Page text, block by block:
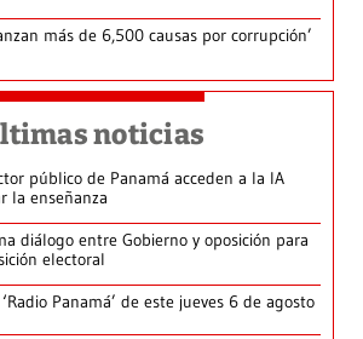
más de 6,500 causas por corrupción’
noticias
público de Panamá acceden a la IA
la enseñanza
diálogo entre Gobierno y oposición para
electoral
Panamá’ de este jueves 6 de agosto